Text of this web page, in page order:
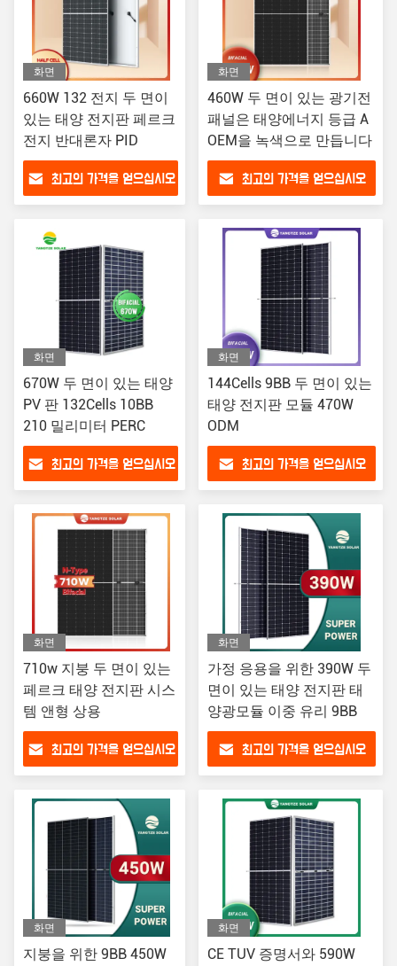
화면
660W 132 전지 두 면이
있는 태양 전지판 페르크
전지 반대론자 PID
최고의 가격을 얻으십시오
화면
460W 두 면이 있는 광기전
패널은 태양에너지 등급 A
OEM을 녹색으로 만듭니다
최고의 가격을 얻으십시오
화면
670W 두 면이 있는 태양
PV 판 132Cells 10BB
210 밀리미터 PERC
최고의 가격을 얻으십시오
화면
144Cells 9BB 두 면이 있는
태양 전지판 모듈 470W
ODM
최고의 가격을 얻으십시오
화면
710w 지붕 두 면이 있는
페르크 태양 전지판 시스
템 앤형 상용
최고의 가격을 얻으십시오
화면
가정 응용을 위한 390W 두
면이 있는 태양 전지판 태
양광모듈 이중 유리 9BB
최고의 가격을 얻으십시오
화면
지붕을 위한 9BB 450W
화면
CE TUV 증명서와 590W